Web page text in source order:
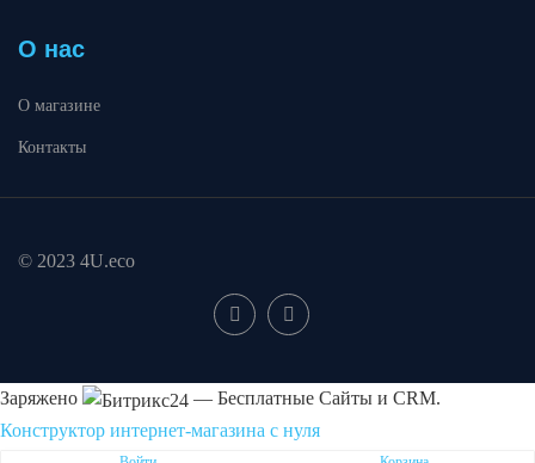
О нас
О магазине
Контакты
© 2023 4U.eco
Заряжено
— Бесплатные Сайты и CRM.
Конструктор интернет-магазина с нуля